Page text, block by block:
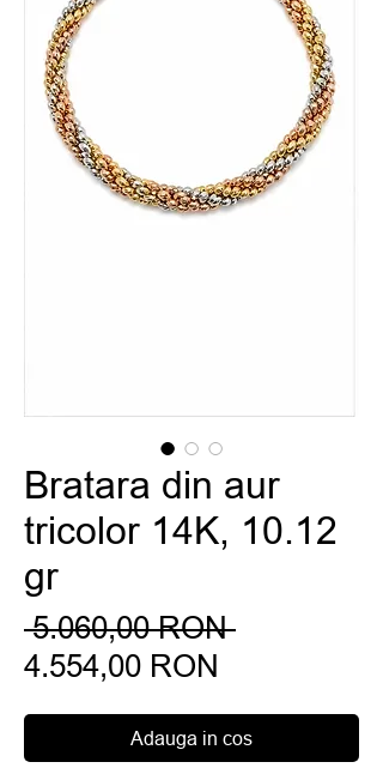
Bratara din aur
tricolor 14K, 10.12
gr
5.060,00 RON Preț
4.554,00 RON
Adauga in cos